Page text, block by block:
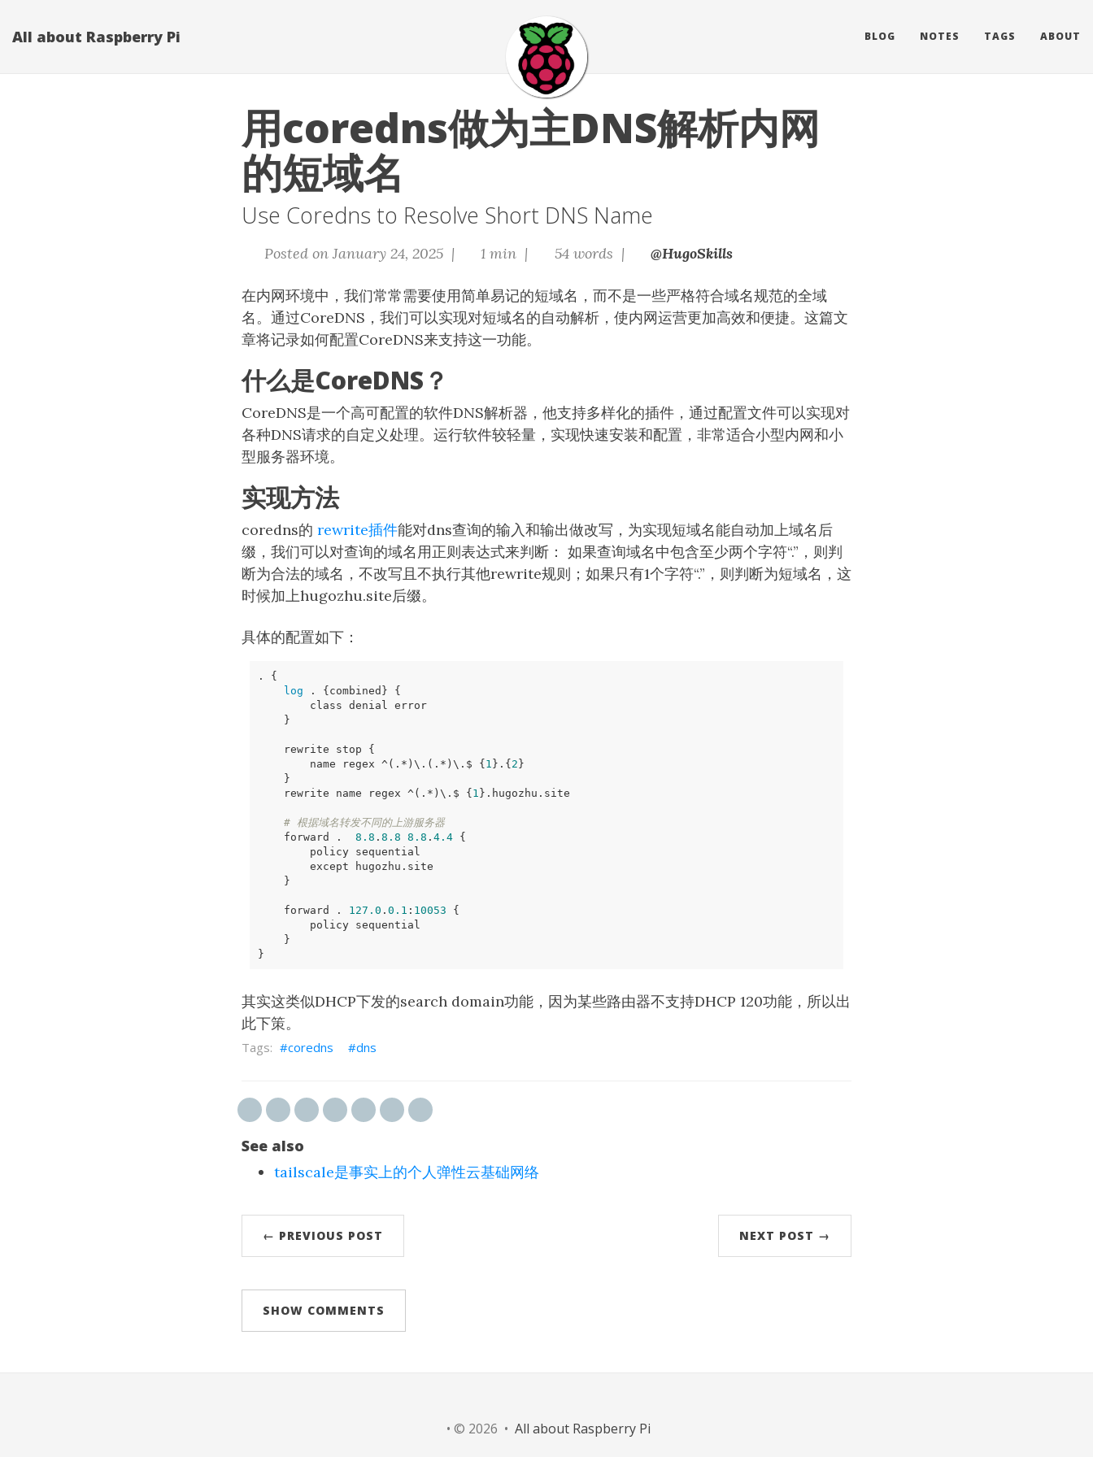
All about Raspberry Pi BLOG NOTES TAGS ABOUT
用coredns做为主DNS解析内网
的短域名
Use Coredns to Resolve Short DNS Name
Posted on January 24, 2025 | 1 min | 54 words | @HugoSkills
在内网环境中，我们常常需要使用简单易记的短域名，而不是一些严格符合域名规范的全域
名。通过CoreDNS，我们可以实现对短域名的自动解析，使内网运营更加高效和便捷。这篇文
章将记录如何配置CoreDNS来支持这一功能。
什么是CoreDNS？
CoreDNS是一个高可配置的软件DNS解析器，他支持多样化的插件，通过配置文件可以实现对
各种DNS请求的自定义处理。运行软件较轻量，实现快速安装和配置，非常适合小型内网和小
型服务器环境。
实现方法
coredns的 rewrite插件能对dns查询的输入和输出做改写，为实现短域名能自动加上域名后
缀，我们可以对查询的域名用正则表达式来判断： 如果查询域名中包含至少两个字符“.”，则判
断为合法的域名，不改写且不执行其他rewrite规则；如果只有1个字符“.”，则判断为短域名，这
时候加上hugozhu.site后缀。
具体的配置如下：
. {
log . {combined }
{
        class denial error
}
    rewrite stop
{
        name regex ^
( .* ) \. ( .* ) \. $ {1 } . {2}
}
    rewrite name regex ^
( .* ) \. $ {1 }
# 根据域名转发不同的上游服务器
    forward .
8.8 . 8.8 8.8 . 4.4
{
}
    forward .
127.0 . 0.1 : 10053
{
}
}
其实这类似DHCP下发的search domain功能，因为某些路由器不支持DHCP 120功能，所以出
此下策。
coredns dns
See also
tailscale是事实上的个人弹性云基础网络
← PREVIOUS POST NEXT POST →
SHOW COMMENTS
• © 2026 • All about Raspberry Pi